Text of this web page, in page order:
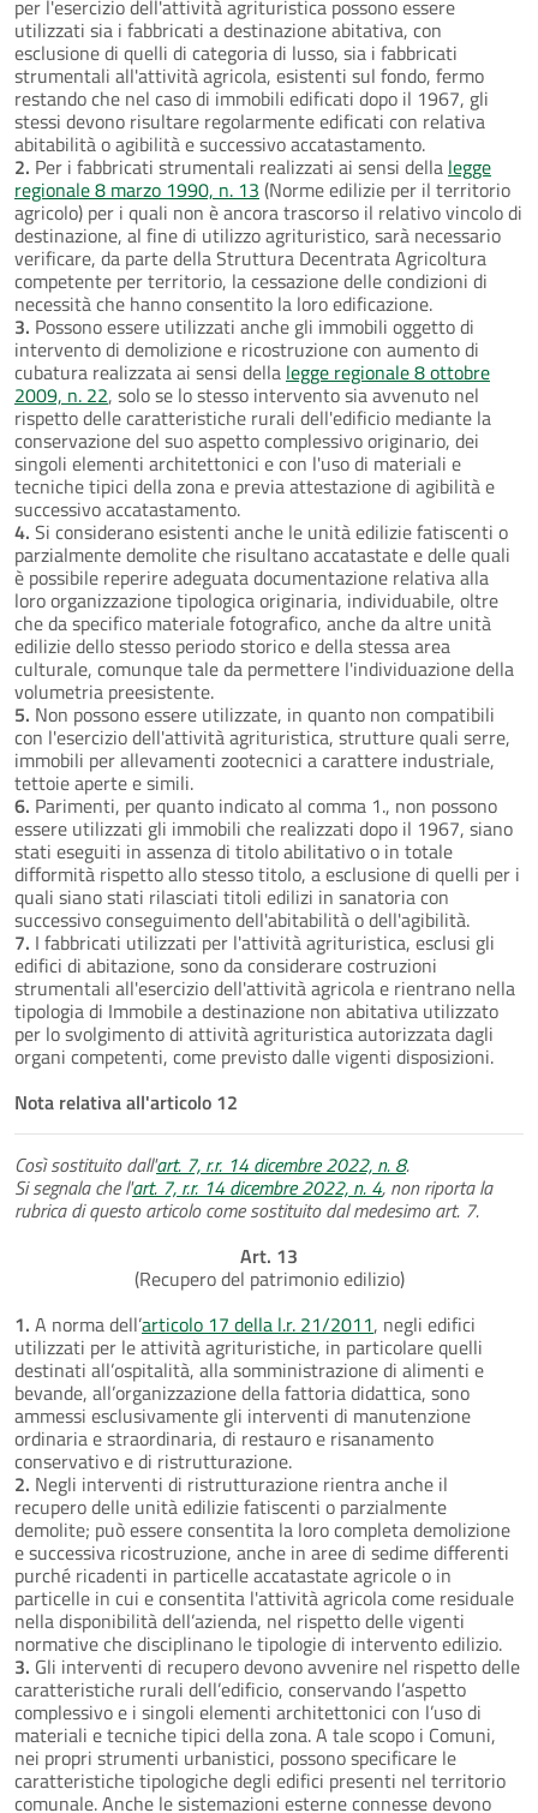
per l'esercizio dell'attività agrituristica possono essere
utilizzati sia i fabbricati a destinazione abitativa, con
esclusione di quelli di categoria di lusso, sia i fabbricati
strumentali all'attività agricola, esistenti sul fondo, fermo
restando che nel caso di immobili edificati dopo il 1967, gli
stessi devono risultare regolarmente edificati con relativa
abitabilità o agibilità e successivo accatastamento.
2. Per i fabbricati strumentali realizzati ai sensi della legge
regionale 8 marzo 1990, n. 13 (Norme edilizie per il territorio
agricolo) per i quali non è ancora trascorso il relativo vincolo di
destinazione, al fine di utilizzo agrituristico, sarà necessario
verificare, da parte della Struttura Decentrata Agricoltura
competente per territorio, la cessazione delle condizioni di
necessità che hanno consentito la loro edificazione.
3. Possono essere utilizzati anche gli immobili oggetto di
intervento di demolizione e ricostruzione con aumento di
cubatura realizzata ai sensi della legge regionale 8 ottobre
2009, n. 22, solo se lo stesso intervento sia avvenuto nel
rispetto delle caratteristiche rurali dell'edificio mediante la
conservazione del suo aspetto complessivo originario, dei
singoli elementi architettonici e con l'uso di materiali e
tecniche tipici della zona e previa attestazione di agibilità e
successivo accatastamento.
4. Si considerano esistenti anche le unità edilizie fatiscenti o
parzialmente demolite che risultano accatastate e delle quali
è possibile reperire adeguata documentazione relativa alla
loro organizzazione tipologica originaria, individuabile, oltre
che da specifico materiale fotografico, anche da altre unità
edilizie dello stesso periodo storico e della stessa area
culturale, comunque tale da permettere l'individuazione della
volumetria preesistente.
5. Non possono essere utilizzate, in quanto non compatibili
con l'esercizio dell'attività agrituristica, strutture quali serre,
immobili per allevamenti zootecnici a carattere industriale,
tettoie aperte e simili.
6. Parimenti, per quanto indicato al comma 1., non possono
essere utilizzati gli immobili che realizzati dopo il 1967, siano
stati eseguiti in assenza di titolo abilitativo o in totale
difformità rispetto allo stesso titolo, a esclusione di quelli per i
quali siano stati rilasciati titoli edilizi in sanatoria con
successivo conseguimento dell'abitabilità o dell'agibilità.
7. I fabbricati utilizzati per l'attività agrituristica, esclusi gli
edifici di abitazione, sono da considerare costruzioni
strumentali all'esercizio dell'attività agricola e rientrano nella
tipologia di Immobile a destinazione non abitativa utilizzato
per lo svolgimento di attività agrituristica autorizzata dagli
organi competenti, come previsto dalle vigenti disposizioni.
Nota relativa all'articolo 12
Così sostituito dall'art. 7, r.r. 14 dicembre 2022, n. 8.
Si segnala che l'art. 7, r.r. 14 dicembre 2022, n. 4, non riporta la
rubrica di questo articolo come sostituito dal medesimo art. 7.
Art. 13
(Recupero del patrimonio edilizio)
1. A norma dell’articolo 17 della l.r. 21/2011, negli edifici
utilizzati per le attività agrituristiche, in particolare quelli
destinati all’ospitalità, alla somministrazione di alimenti e
bevande, all’organizzazione della fattoria didattica, sono
ammessi esclusivamente gli interventi di manutenzione
ordinaria e straordinaria, di restauro e risanamento
conservativo e di ristrutturazione.
2. Negli interventi di ristrutturazione rientra anche il
recupero delle unità edilizie fatiscenti o parzialmente
demolite; può essere consentita la loro completa demolizione
e successiva ricostruzione, anche in aree di sedime differenti
purché ricadenti in particelle accatastate agricole o in
particelle in cui e consentita l'attività agricola come residuale
nella disponibilità dell’azienda, nel rispetto delle vigenti
normative che disciplinano le tipologie di intervento edilizio.
3. Gli interventi di recupero devono avvenire nel rispetto delle
caratteristiche rurali dell’edificio, conservando l’aspetto
complessivo e i singoli elementi architettonici con l’uso di
materiali e tecniche tipici della zona. A tale scopo i Comuni,
nei propri strumenti urbanistici, possono specificare le
caratteristiche tipologiche degli edifici presenti nel territorio
comunale. Anche le sistemazioni esterne connesse devono